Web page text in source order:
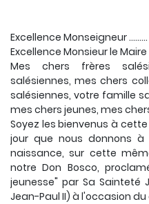
Excellence Monseigneur .........
Excellence Monsieur le Maire
Mes chers frères
salésiennes, mes chers
salésiennes, votre famille
mes chers jeunes, mes
Soyez les bienvenus à
jour que nous donnons
naissance, sur cette
notre Don Bosco,
jeunesse" par Sa Sainteté
Jean-Paul II) à l'occasion